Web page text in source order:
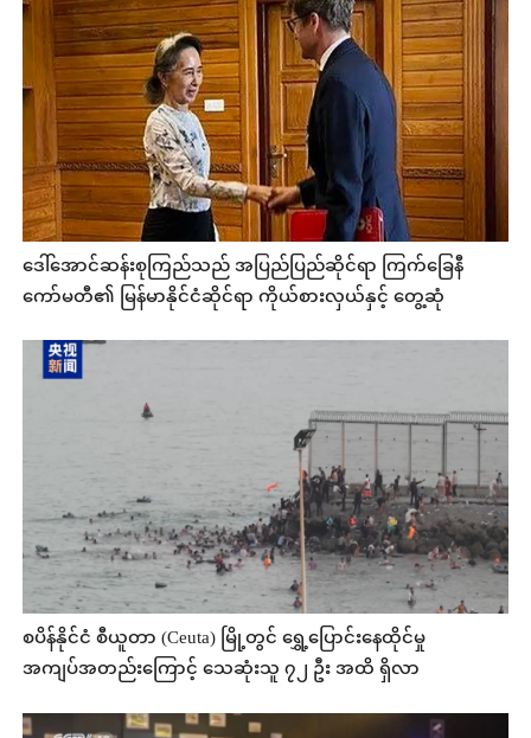
ဒေါ်အောင်ဆန်းစုကြည်သည် အပြည်ပြည်ဆိုင်ရာ ကြက်ခြေနီ
ကော်မတီ၏ မြန်မာနိုင်ငံဆိုင်ရာ ကိုယ်စားလှယ်နှင့် တွေ့ဆုံ
စပိန်နိုင်ငံ စီယူတာ (Ceuta) မြို့တွင် ရွှေ့ပြောင်းနေထိုင်မှု
အကျပ်အတည်းကြောင့် သေဆုံးသူ ၇၂ ဦး အထိ ရှိလာ